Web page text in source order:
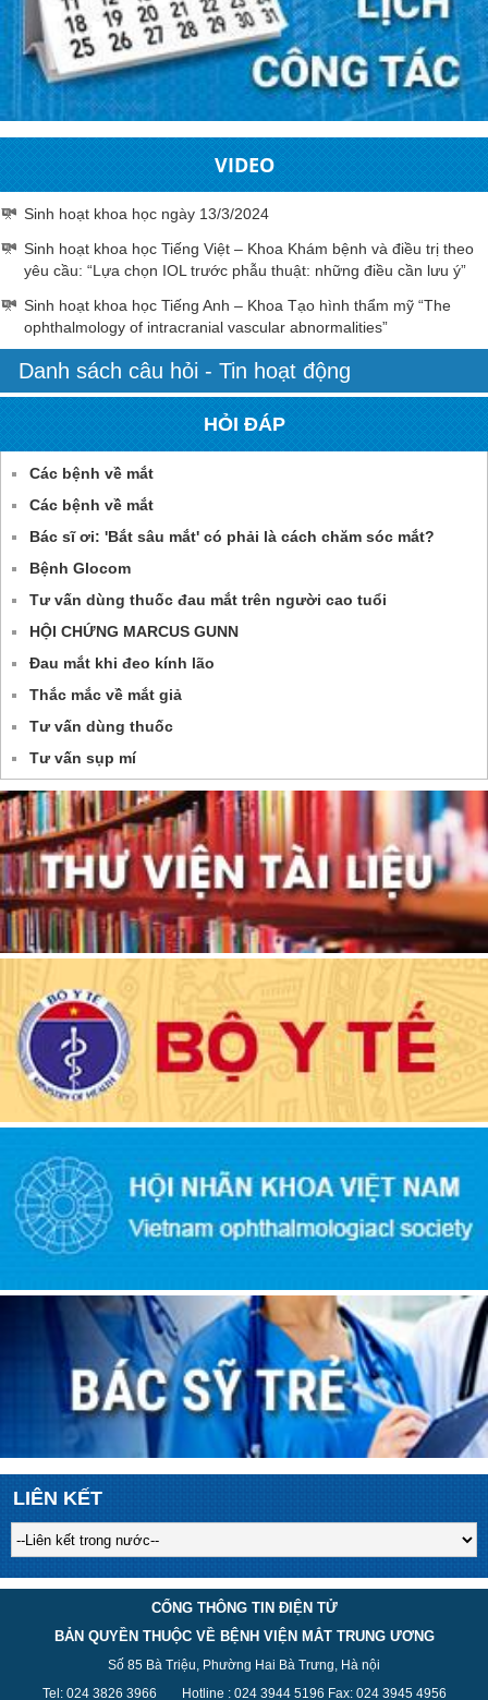
VIDEO
Sinh hoạt khoa học ngày 13/3/2024
Sinh hoạt khoa học Tiếng Việt – Khoa Khám bệnh và điều trị theo
yêu cầu: “Lựa chọn IOL trước phẫu thuật: những điều cần lưu ý”
Sinh hoạt khoa học Tiếng Anh – Khoa Tạo hình thẩm mỹ “The
ophthalmology of intracranial vascular abnormalities”
Danh sách câu hỏi - Tin hoạt động
HỎI ĐÁP
Các bệnh về mắt
Các bệnh về mắt
Bác sĩ ơi: 'Bắt sâu mắt' có phải là cách chăm sóc mắt?
Bệnh Glocom
Tư vấn dùng thuốc đau mắt trên người cao tuổi
HỘI CHỨNG MARCUS GUNN
Đau mắt khi đeo kính lão
Thắc mắc về mắt giả
Tư vấn dùng thuốc
Tư vấn sụp mí
LIÊN KẾT
CỔNG THÔNG TIN ĐIỆN TỬ
BẢN QUYỀN THUỘC VỀ BỆNH VIỆN MẮT TRUNG ƯƠNG
Số 85 Bà Triệu, Phường Hai Bà Trưng, Hà nội
Tel: 024 3826 3966 Hotline : 024 3944 5196 Fax: 024 3945 4956